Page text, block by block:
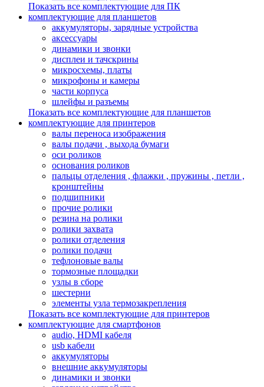
Показать все комплектующие для ПК
комплектующие для планшетов
аккумуляторы, зарядные устройства
аксессуары
динамики и звонки
дисплеи и тачскрины
микросхемы, платы
микрофоны и камеры
части корпуса
шлейфы и разъемы
Показать все комплектующие для планшетов
комплектующие для принтеров
валы переноса изображения
валы подачи , выхода бумаги
оси роликов
основания роликов
пальцы отделения , флажки , пружины , петли ,
кронштейны
подшипники
прочие ролики
резина на ролики
ролики захвата
ролики отделения
ролики подачи
тефлоновые валы
тормозные площадки
узлы в сборе
шестерни
элементы узла термозакрепления
Показать все комплектующие для принтеров
комплектующие для смартфонов
audio, HDMI кабеля
usb кабели
аккумуляторы
внешние аккумуляторы
динамики и звонки